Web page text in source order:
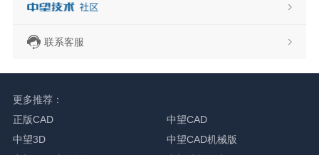
联系客服
更多推荐：
正版CAD
中望CAD
中望3D
中望CAD机械版